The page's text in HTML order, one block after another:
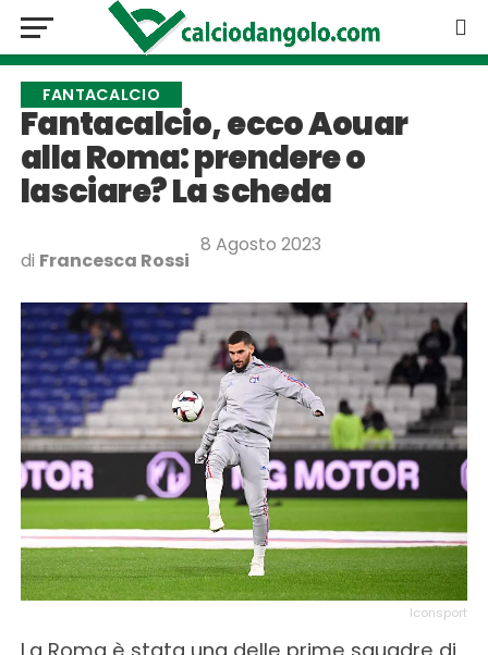
FANTACALCIO
Fantacalcio, ecco Aouar
alla Roma: prendere o
lasciare? La scheda
di Francesca Rossi
8 Agosto 2023
Iconsport